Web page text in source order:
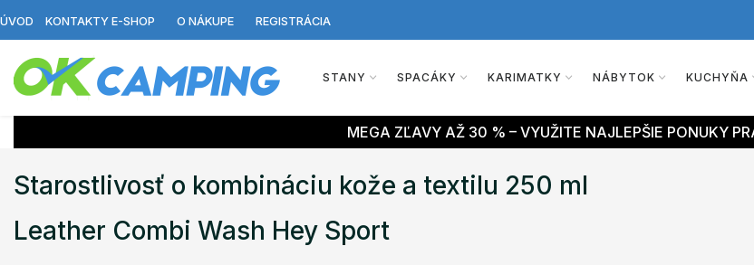
ÚVOD KONTAKTY E-SHOP O NÁKUPE REGISTRÁCIA
STANY SPACÁKY KARIMATKY NÁBYTOK KUCHYŇA
MEGA ZĽAVY AŽ 30 % – VYUŽITE NAJLEPŠIE PONUKY
Starostlivosť o kombináciu kože a textilu 250 ml
Leather Combi Wash Hey Sport